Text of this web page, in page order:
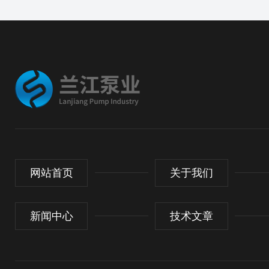
网站首页 关于我们
新闻中心 技术文章